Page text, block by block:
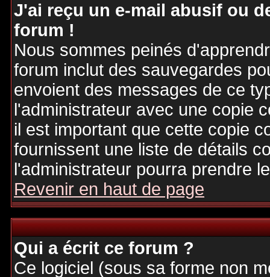
J'ai reçu un e-mail abusif ou
forum !
Nous sommes peinés
forum inclut des sauvegardes
envoient des messages de ce
l'administrateur avec une copie
il est important que cette copie
fournissent une liste de détails
l'administrateur pourra prendre
Revenir en haut de page
Qui a écrit ce forum ?
Ce logiciel (sous sa forme non